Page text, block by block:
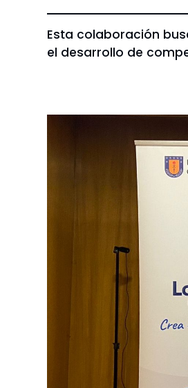
Esta colaboración
el desarrollo de